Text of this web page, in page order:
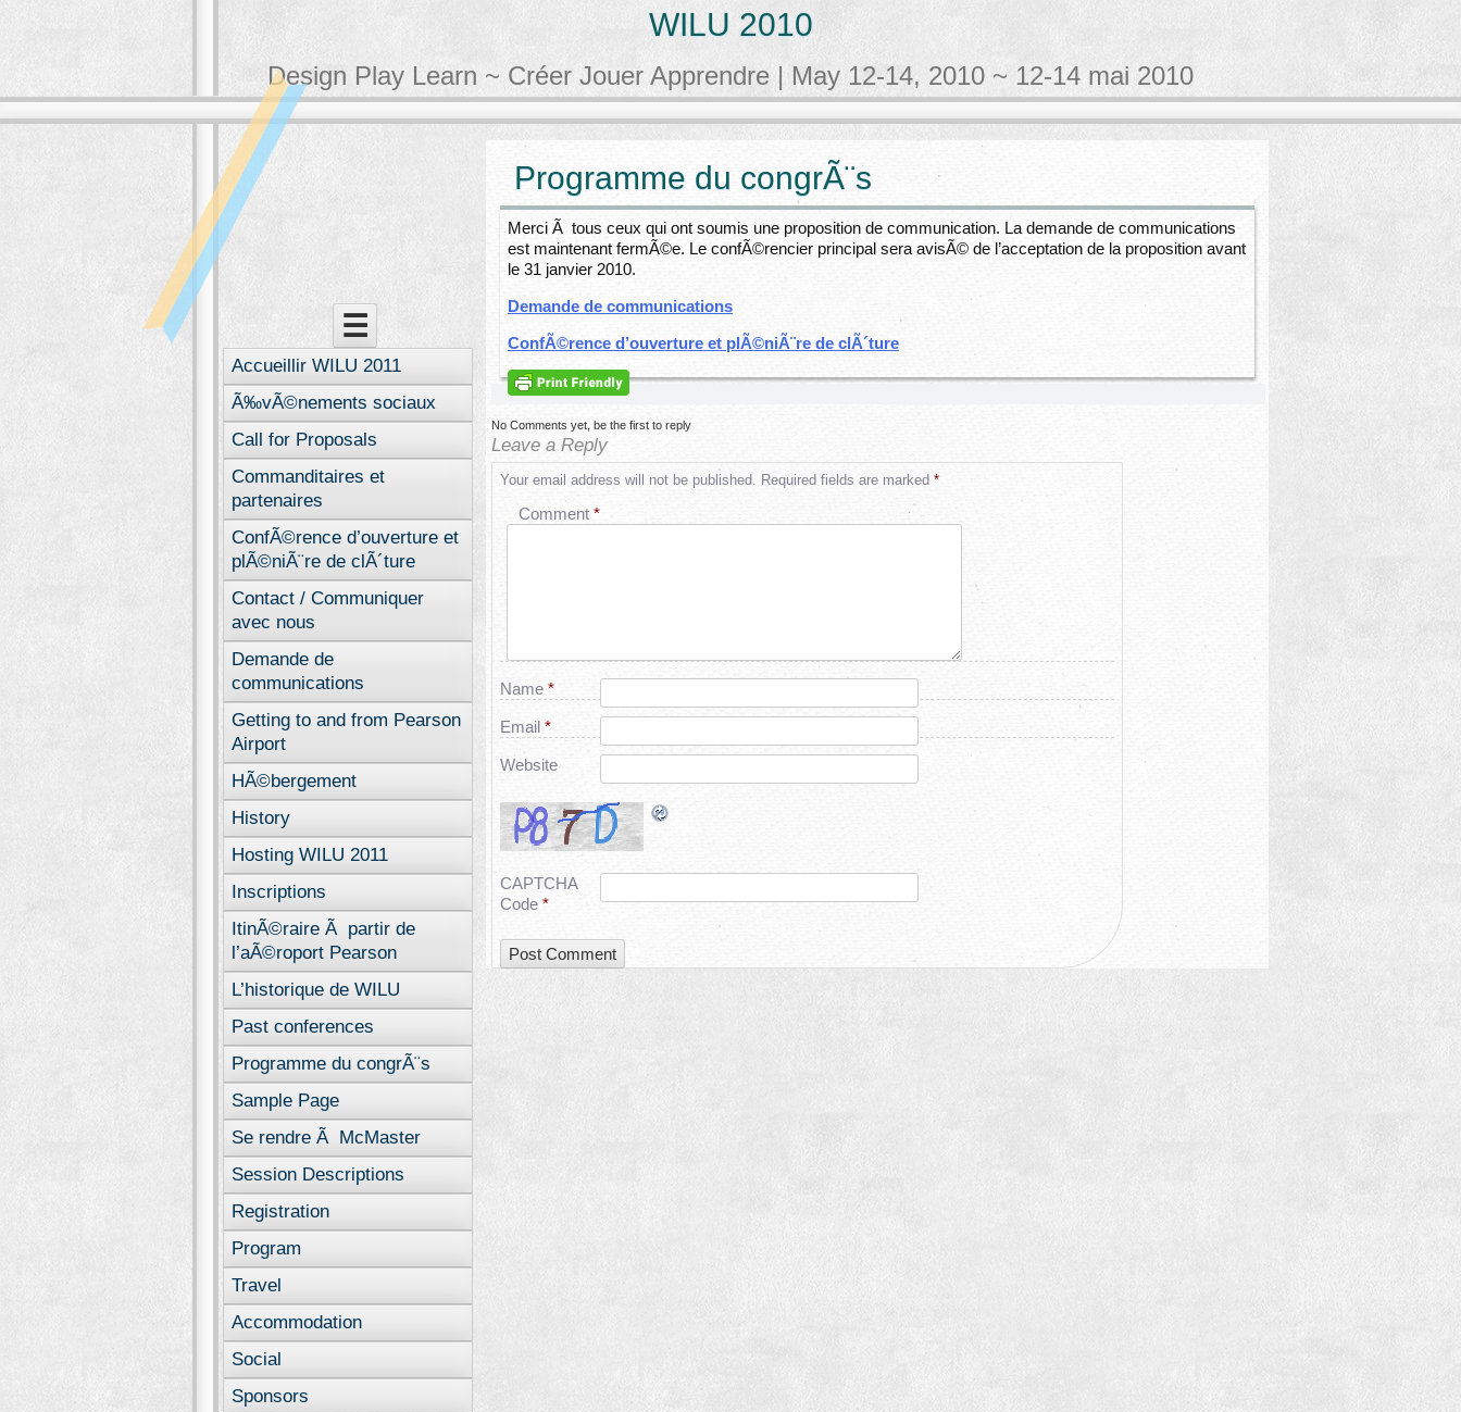
WILU 2010
Design Play Learn ~ Créer Jouer Apprendre | May 12-14, 2010 ~ 12-14 mai 2010
Programme du congrÃ¨s
Merci Ã tous ceux qui ont soumis une proposition de communication. La demande de communications
est maintenant fermÃ©e. Le confÃ©rencier principal sera avisÃ© de l’acceptation de la proposition avant
le 31 janvier 2010.
Demande de communications
ConfÃ©rence d’ouverture et plÃ©niÃ¨re de clÃ´ture
No Comments yet, be the first to reply
Leave a Reply
Your email address will not be published. Required fields are marked*
Comment*
Name*
Email*
Website
CAPTCHA
Code *
☰
Accueillir WILU 2011
Ã‰vÃ©nements sociaux
Call for Proposals
Commanditaires et
partenaires
ConfÃ©rence d’ouverture et
plÃ©niÃ¨re de clÃ´ture
Contact / Communiquer
avec nous
Demande de
communications
Getting to and from Pearson
Airport
HÃ©bergement
History
Hosting WILU 2011
Inscriptions
ItinÃ©raire Ã partir de
l’aÃ©roport Pearson
L’historique de WILU
Past conferences
Programme du congrÃ¨s
Sample Page
Se rendre Ã McMaster
Session Descriptions
Registration
Program
Travel
Accommodation
Social
Sponsors